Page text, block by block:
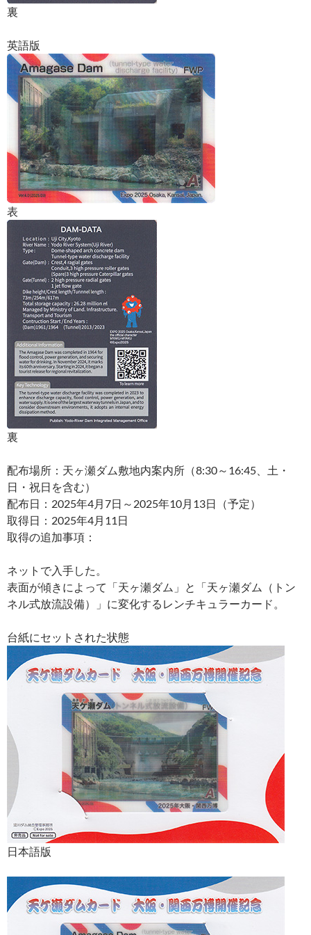
裏
英語版
表
裏
配布場所：天ヶ瀬ダム敷地内案内所（8:30～16:45、土・
日・祝日を含む）
配布日：2025年4月7日～2025年10月13日（予定）
取得日：2025年4月11日
取得の追加事項：
ネットで入手した。
表面が傾きによって「天ヶ瀬ダム」と「天ヶ瀬ダム（トン
ネル式放流設備）」に変化するレンチキュラーカード。
台紙にセットされた状態
日本語版